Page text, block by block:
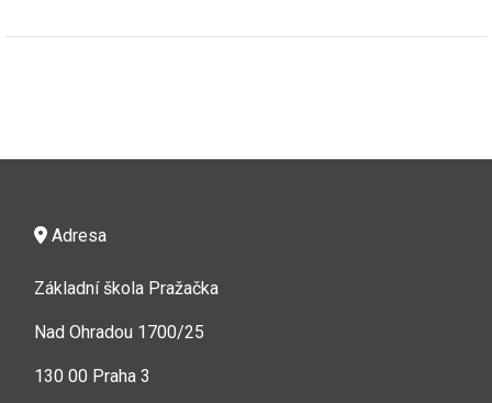
Adresa
Základní škola Pražačka
Nad Ohradou 1700/25
130 00 Praha 3